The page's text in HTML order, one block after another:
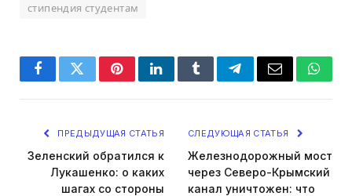
стипендия студентам
FacebookTwitterPinterestLinkedInTumblrTelegramEmail
ПРЕДЫДУЩАЯ СТАТЬЯ
Зеленский обратился к
Лукашенко: о каких
шагах со стороны
СЛЕДУЮЩАЯ СТАТЬЯ
Железнодорожный мост
через Северо-Крымский
канал уничтожен: что